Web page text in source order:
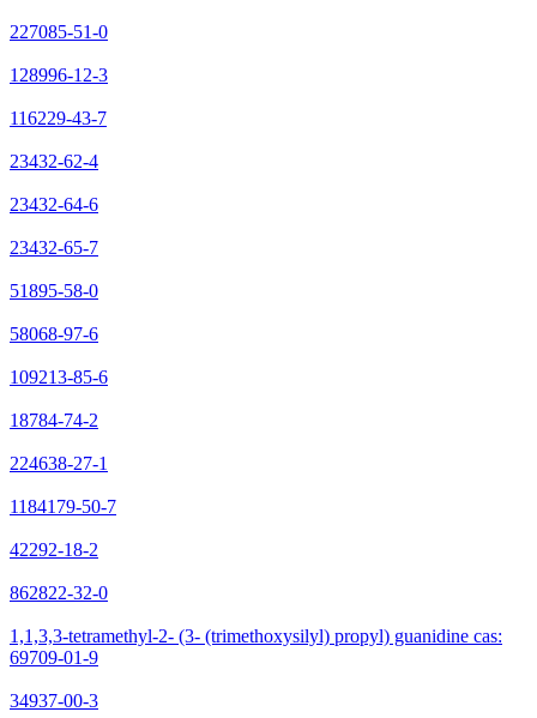
227085-51-0
128996-12-3
116229-43-7
23432-62-4
23432-64-6
23432-65-7
51895-58-0
58068-97-6
109213-85-6
18784-74-2
224638-27-1
1184179-50-7
42292-18-2
862822-32-0
1,1,3,3-tetramethyl-2- (3- (trimethoxysilyl) propyl) guanidine cas:
69709-01-9
34937-00-3